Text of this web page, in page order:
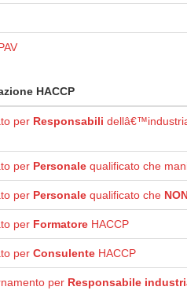
HACCP
per Responsabili
per Personale qualificato che
per Personale qualificato che
per Formatore HACCP
per Consulente HACCP
per Responsabile